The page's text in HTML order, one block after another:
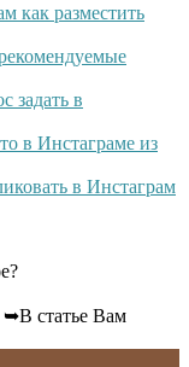
как разместить
задать в
в Инстаграме из
в Инстаграм
➥В статье Вам